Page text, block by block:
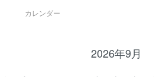
カレンダー
2026年9月